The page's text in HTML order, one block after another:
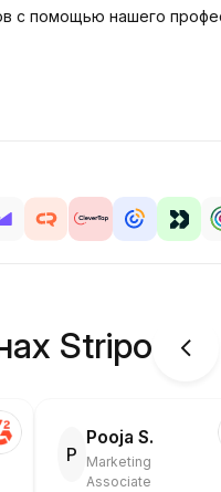
помощью нашего
Stripo
P
Pooja S.
Marketing
Associate